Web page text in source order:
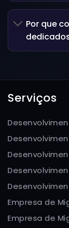
Por que
Serviços
Empresa de
Empresa de